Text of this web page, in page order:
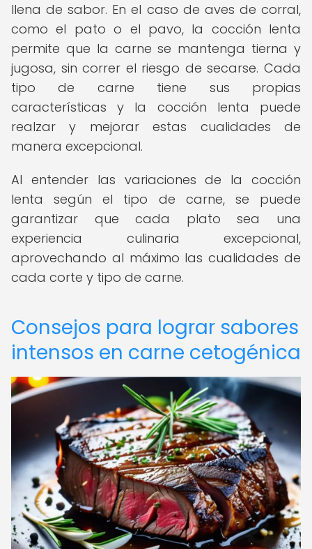
llena de sabor. En el caso de aves de corral,
como el pato o el pavo, la cocción lenta
permite que la carne se mantenga tierna y
jugosa, sin correr el riesgo de secarse. Cada
tipo de carne tiene sus propias
características y la cocción lenta puede
realzar y mejorar estas cualidades de
manera excepcional.
Al entender las variaciones de la cocción
lenta según el tipo de carne, se puede
garantizar que cada plato sea una
experiencia culinaria excepcional,
aprovechando al máximo las cualidades de
cada corte y tipo de carne.
Consejos para lograr sabores
intensos en carne cetogénica